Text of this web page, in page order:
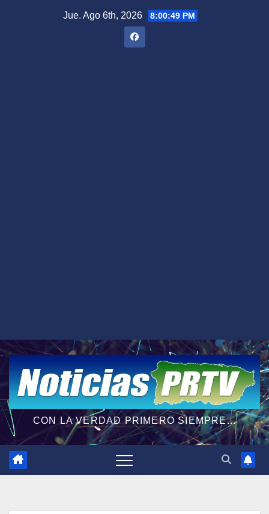
Jue. Ago 6th, 2026 8:00:50 PM
CON LA VERDAD PRIMERO SIEMPRE...